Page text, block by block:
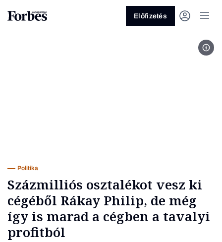
Előfizetés
Politika
Százmilliós osztalékot vesz ki
cégéből Rákay Philip, de még
így is marad a cégben a tavalyi
profitból